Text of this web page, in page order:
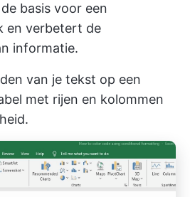
basis voor een
en verbetert de
informatie.
van je tekst op een
met rijen en kolommen